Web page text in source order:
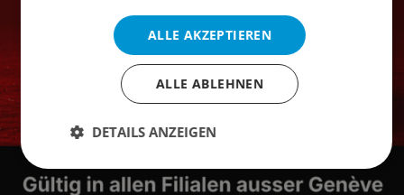
Samuels Schorle Yuzu
ALLE AKZEPTIEREN
ALLE ABLEHNEN
DETAILS ANZEIGEN